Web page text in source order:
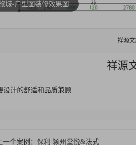
城-户型图装修效果图
祥源
祥源
设计的舒适和品质兼顾
上一个案例：保利·颍州堂悦&法式